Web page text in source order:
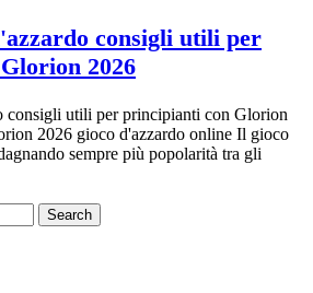
consigli utili per
2026
consigli utili per principianti con Glorion
2026 gioco d'azzardo online Il gioco
sempre più popolarità tra gli
Search